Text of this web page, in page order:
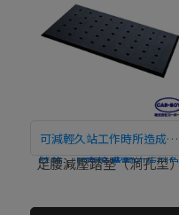
可減輕久站工作時所造成的
膝蓋、 腰部及背部的疲勞負
直接購買
足腰減壓踏墊（洞孔型）